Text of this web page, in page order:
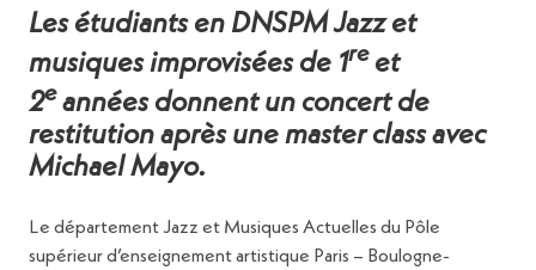
Les étudiants en DNSPM Jazz et
musiques improvisées de 1re et
2e années donnent un concert de
restitution après une master class avec
Michael Mayo.
Le département Jazz et Musiques Actuelles du Pôle
supérieur d’enseignement artistique Paris – Boulogne-